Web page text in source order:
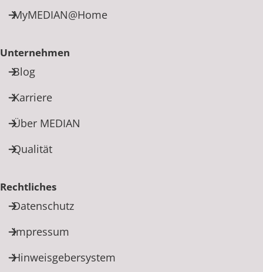
MyMEDIAN@Home
Unternehmen
Blog
Karriere
Über MEDIAN
Qualität
Rechtliches
Datenschutz
Impressum
Hinweisgebersystem